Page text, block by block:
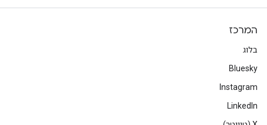
המרכז
בלוג
Bluesky
Instagram
LinkedIn